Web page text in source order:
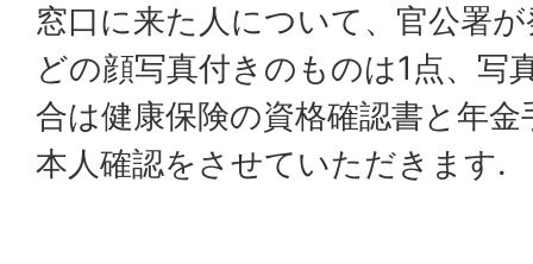
窓口に来た人について、官公署
どの顔写真付きのものは1点、写
合は健康保険の資格確認書と年
本人確認をさせていただきます.